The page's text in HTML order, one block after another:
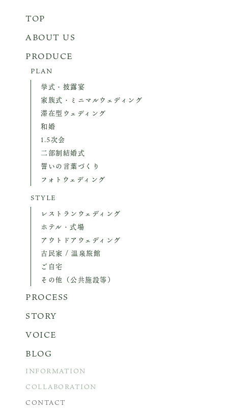
TOP
ABOUT US
PRODUCE
PLAN
挙式・披露宴
家族式・ミニマルウェディング
滞在型ウェディング
和婚
1.5次会
二部制結婚式
誓いの言葉づくり
フォトウェディング
STYLE
レストランウェディング
ホテル・式場
アウトドアウェディング
古民家 / 温泉旅館
ご自宅
その他（公共施設等）
PROCESS
STORY
VOICE
BLOG
INFORMATION
COLLABORATION
CONTACT